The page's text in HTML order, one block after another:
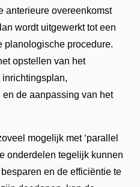
anterieure overeenkomst
wordt uitgewerkt tot een
planologische procedure.
opstellen van het
de aanpassing van het
mogelijk met ‘parallel
onderdelen tegelijk kunnen
en de efficiëntie te